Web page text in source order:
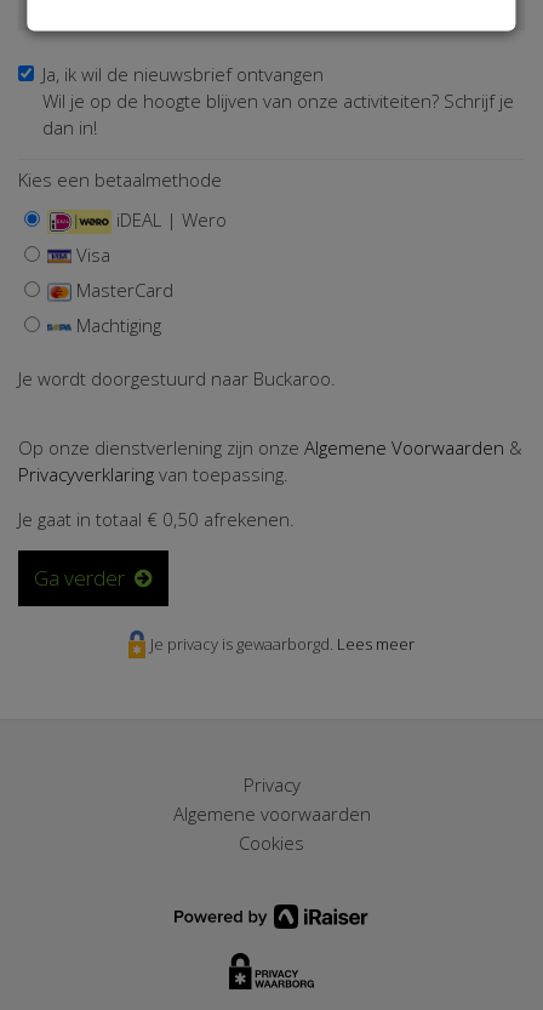
Ja, ik wil de nieuwsbrief ontvangen
Wil je op de hoogte blijven van onze activiteiten? Schrijf je
dan in!
Kies een betaalmethode
iDEAL | Wero
Visa
MasterCard
Machtiging
Je wordt doorgestuurd naar Buckaroo.
Op onze dienstverlening zijn onze Algemene Voorwaarden &
Privacyverklaring van toepassing.
Je gaat in totaal € 0,50 afrekenen.
Ga verder
Je privacy is gewaarborgd. Lees meer
Privacy
Algemene voorwaarden
Cookies